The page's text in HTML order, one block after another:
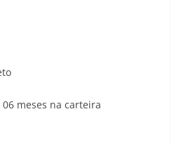
meses na carteira